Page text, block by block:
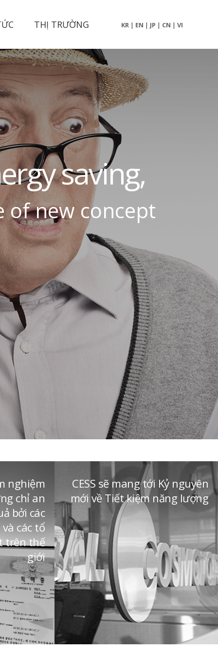
KR | EN | JP | CN | VI
THỊ TRƯỜNG
ergysaving,
ofnew concept
nghiệm
chỉ an
bởi các
các tổ
trên thế
giới
CESS sẽ mang tới Kỷ nguyên
mới về Tiết kiệm năng lượng